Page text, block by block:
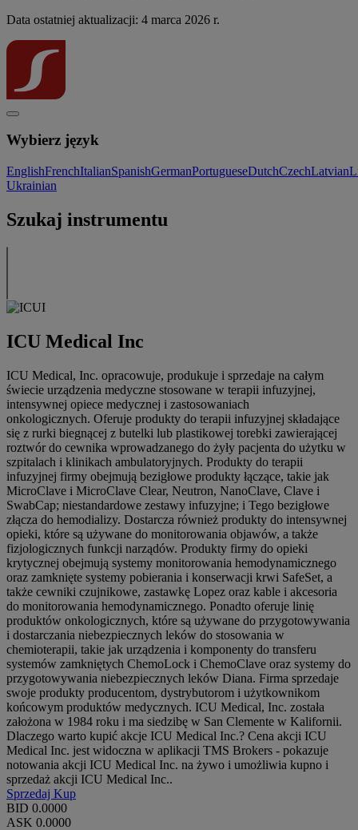
Data ostatniej aktualizacji: 4 marca 2026 r.
Wybierz język
EnglishFrenchItalianSpanishGermanPortugueseDutchCzechLatvian
Ukrainian
Szukaj instrumentu
ICU Medical Inc
ICU Medical, Inc. opracowuje, produkuje i sprzedaje na całym
świecie urządzenia medyczne stosowane w terapii infuzyjnej,
intensywnej opiece medycznej i zastosowaniach
onkologicznych. Oferuje produkty do terapii infuzyjnej składające
się z rurki biegnącej z butelki lub plastikowej torebki zawierającej
roztwór do cewnika wprowadzanego do żyły pacjenta do użytku w
szpitalach i klinikach ambulatoryjnych. Produkty do terapii
infuzyjnej firmy obejmują bezigłowe produkty łączące, takie jak
MicroClave i MicroClave Clear, Neutron, NanoClave, Clave i
SwabCap; niestandardowe zestawy infuzyjne; i Tego bezigłowe
złącza do hemodializy. Dostarcza również produkty do intensywnej
opieki, które są używane do monitorowania objawów, a także
fizjologicznych funkcji narządów. Produkty firmy do opieki
krytycznej obejmują systemy monitorowania hemodynamicznego
oraz zamknięte systemy pobierania i konserwacji krwi SafeSet, a
także cewniki czujnikowe, zastawkę Lopez oraz kable i akcesoria
do monitorowania hemodynamicznego. Ponadto oferuje linię
produktów onkologicznych, które są używane do przygotowywania
i dostarczania niebezpiecznych leków do stosowania w
chemioterapii, takie jak urządzenia i komponenty do transferu
systemów zamkniętych ChemoLock i ChemoClave oraz systemy do
przygotowywania niebezpiecznych leków Diana. Firma sprzedaje
swoje produkty producentom, dystrybutorom i użytkownikom
końcowym produktów medycznych. ICU Medical, Inc. została
założona w 1984 roku i ma siedzibę w San Clemente w Kalifornii.
Dlaczego warto kupić akcje ICU Medical Inc.? Cena akcji ICU
Medical Inc. jest widoczna w aplikacji TMS Brokers - pokazuje
notowania akcji ICU Medical Inc. na żywo i umożliwia kupno i
sprzedaż akcji ICU Medical Inc..
Sprzedaj Kup
BID 0.0000
ASK 0.0000